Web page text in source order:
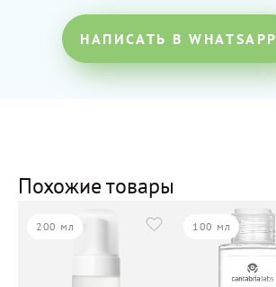
НАПИСАТЬ В WHATSAPP
Похожие товары
200 мл 100 мл